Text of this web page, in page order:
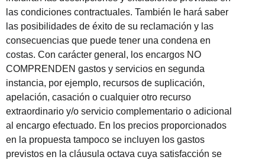
las condiciones contractuales. También le hará saber
las posibilidades de éxito de su reclamación y las
consecuencias que puede tener una condena en
costas. Con carácter general, los encargos NO
COMPRENDEN gastos y servicios en segunda
instancia, por ejemplo, recursos de suplicación,
apelación, casación o cualquier otro recurso
extraordinario y/o servicio complementario o adicional
al encargo efectuado. En los precios proporcionados
en la propuesta tampoco se incluyen los gastos
previstos en la cláusula octava cuya satisfacción se